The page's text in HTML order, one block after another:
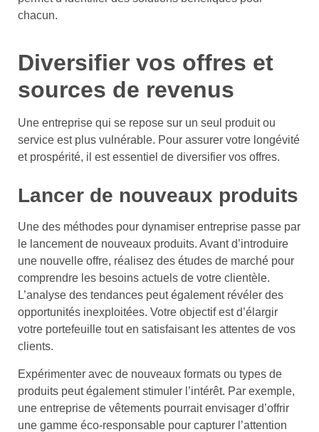
chacun.
Diversifier vos offres et
sources de revenus
Une entreprise qui se repose sur un seul produit ou
service est plus vulnérable. Pour assurer votre longévité
et prospérité, il est essentiel de diversifier vos offres.
Lancer de nouveaux produits
Une des méthodes pour dynamiser entreprise passe par
le lancement de nouveaux produits. Avant d’introduire
une nouvelle offre, réalisez des études de marché pour
comprendre les besoins actuels de votre clientèle.
L’analyse des tendances peut également révéler des
opportunités inexploitées. Votre objectif est d’élargir
votre portefeuille tout en satisfaisant les attentes de vos
clients.
Expérimenter avec de nouveaux formats ou types de
produits peut également stimuler l’intérêt. Par exemple,
une entreprise de vêtements pourrait envisager d’offrir
une gamme éco-responsable pour capturer l’attention